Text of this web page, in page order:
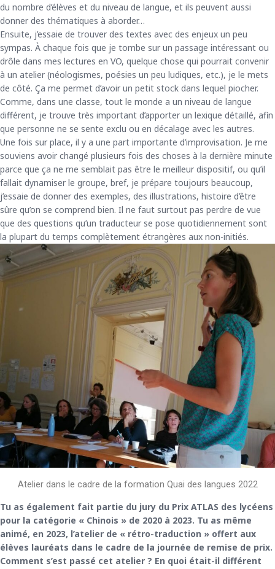
du nombre d’élèves et du niveau de langue, et ils peuvent aussi
donner des thématiques à aborder…
Ensuite, j’essaie de trouver des textes avec des enjeux un peu
sympas. À chaque fois que je tombe sur un passage intéressant ou
drôle dans mes lectures en VO, quelque chose qui pourrait convenir
à un atelier (néologismes, poésies un peu ludiques, etc.), je le mets
de côté. Ça me permet d’avoir un petit stock dans lequel piocher.
Comme, dans une classe, tout le monde a un niveau de langue
différent, je trouve très important d’apporter un lexique détaillé, afin
que personne ne se sente exclu ou en décalage avec les autres.
Une fois sur place, il y a une part importante d’improvisation. Je me
souviens avoir changé plusieurs fois des choses à la dernière minute
parce que ça ne me semblait pas être le meilleur dispositif, ou qu’il
fallait dynamiser le groupe, bref, je prépare toujours beaucoup,
j’essaie de donner des exemples, des illustrations, histoire d’être
sûre qu’on se comprend bien. Il ne faut surtout pas perdre de vue
que des questions qu’un traducteur se pose quotidiennement sont
la plupart du temps complètement étrangères aux non-initiés.
Atelier dans le cadre de la formation Quai des langues 2022
Tu as également fait partie du jury du Prix ATLAS des lycéens
pour la catégorie « Chinois » de 2020 à 2023. Tu as même
animé, en 2023, l’atelier de « rétro-traduction » offert aux
élèves lauréats dans le cadre de la journée de remise de prix.
Comment s’est passé cet atelier ? En quoi était-il différent